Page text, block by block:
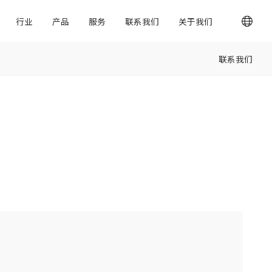
行业 产品 服务 联系我们 关于我们
联系我们